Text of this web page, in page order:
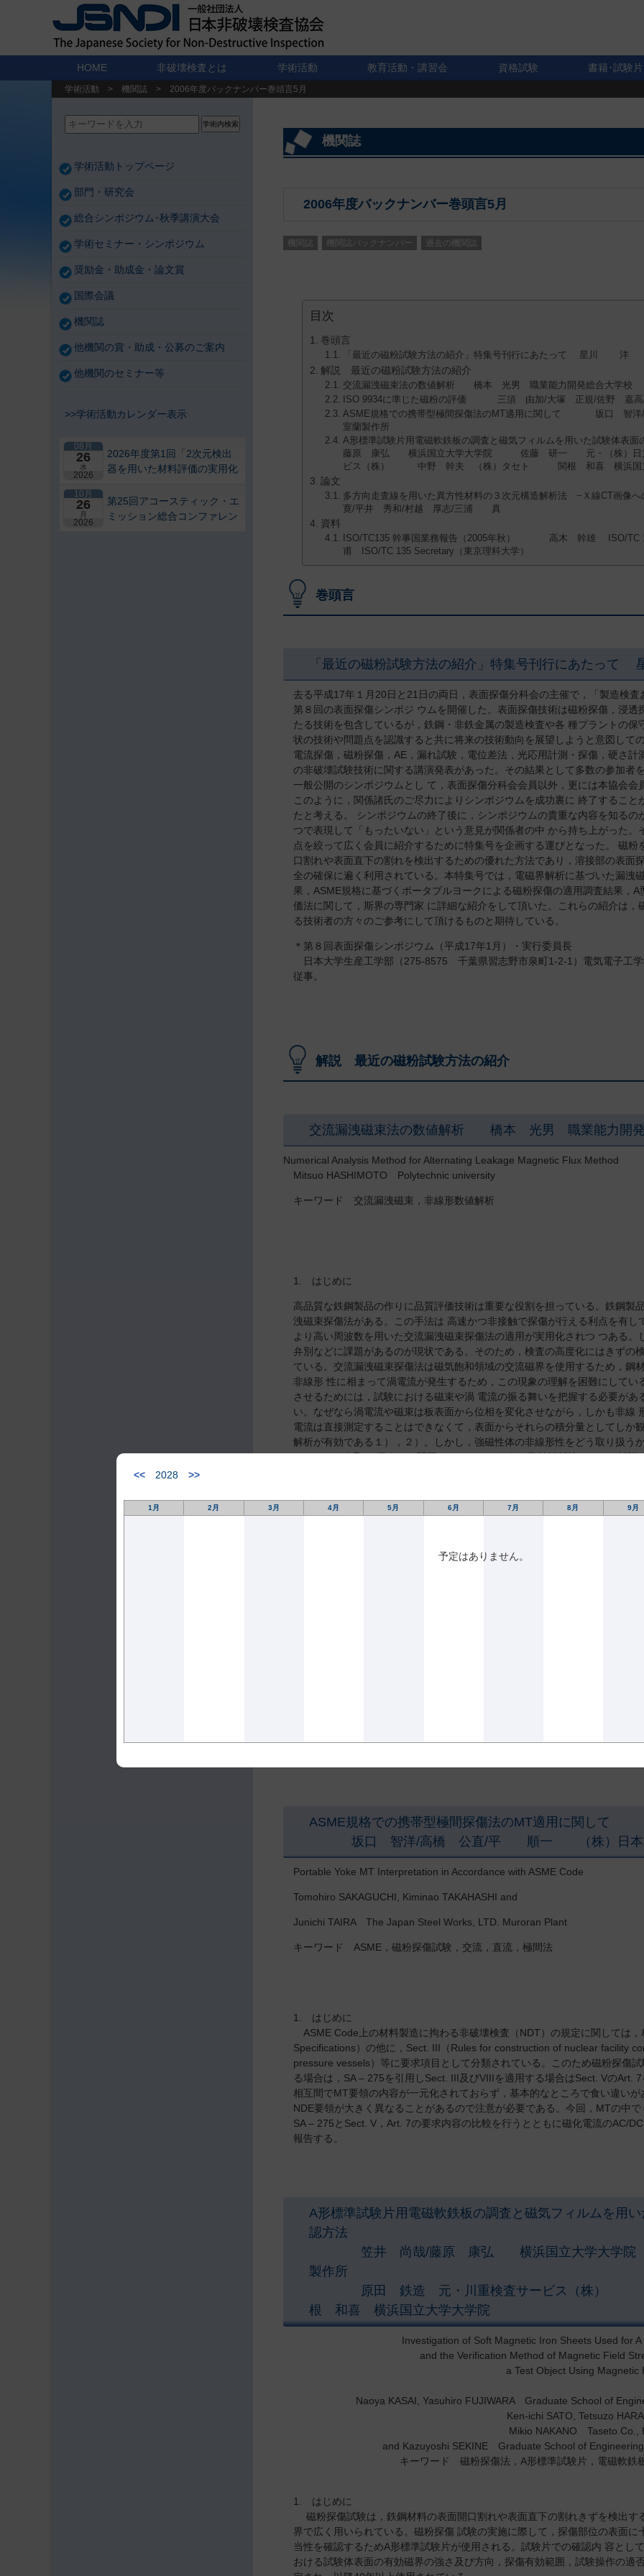
HOME 非破壊検査とは 学術活動 教育活動・講習会 資格試験 書籍･試験
学術活動 > 機関誌 > 2006年度バックナンバー巻頭言5月
<< 2028 >>
1月 2月 3月 4月 5月 6月 7月 8月 9月
予定はありません。
学術内検索
学術活動トップページ
部門・研究会
総合シンポジウム･秋季講演大会
学術セミナー・シンポジウム
奨励金・助成金・論文賞
国際会議
機関誌
他機関の賞・助成・公募のご案内
他機関のセミナー等
>>学術活動カレンダー表示
08月
26
水
2026
2026年度第1回「2次元検出
器を用いた材料評価の実用化
10月
26
月
2026
第25回アコースティック・エ
ミッション総合コンファレン
機関誌
2006年度バックナンバー巻頭言5月
機関誌 機関誌バックナンバー 過去の機関誌
目次
巻頭言
「最近の磁粉試験方法の紹介」特集号刊行にあたって 星川 洋
解説 最近の磁粉試験方法の紹介
交流漏洩磁束法の数値解析 橋本 光男 職業能力開発総合大学校
ISO 9934に準じた磁粉の評価 三須 由加/大塚 正規/佐野 嘉高/
ASME規格での携帯型極間探傷法のMT適用に関して 坂口
室蘭製作所
A形標準試験片用電磁軟鉄板の調査と磁気フィルムを用いた試験
藤原 康弘 横浜国立大学大学院 佐藤 研一 元・（株）
ビス（株） 中野 幹夫 （株）タセト 関根 和喜 横浜国立
論文
多方向走査線を用いた異方性材料の３次元構造解析法 −Ｘ線
寛/平井 秀和/村越 厚志/三浦 真
資料
ISO/TC135 幹事国業務報告（2005年秋） 高木 幹雄 ISO/
甫 ISO/TC 135 Secretary（東京理科大学）
巻頭言
「最近の磁粉試験方法の紹介」特集号刊行にあたっ
去る平成17年１月20日と21日の両日，表面探傷分科会の主催で，「製造検
第８回の表面探傷シンポジ ウムを開催した。表面探傷技術は磁粉探傷，浸
たる技術を包含しているが，鉄鋼・非鉄金属の製造検査や各 種プラントの
状の技術や問題点を認識すると共に将来の技術動向を展望しようと意図して
電流探傷，磁粉探傷，AE，漏れ試験，電位差法，光応用計測・探傷，硬さ
の非破壊試験技術に関する講演発表があった。その結果として多数の参加者
一般公開のシンポジウムとし て，表面探傷分科会会員以外，更には本協会会
このように，関係諸氏のご尽力によりシンポジウムを成功裏に 終了するこ
たと考える。 シンポジウムの終了後に，シンポジウムの貴重な内容を知る
つで表現して「もったいない」という意見が関係者の中 から持ち上がった
点を絞って広く会員に紹介するために特集号を企画する運びとなった。 磁
口割れや表面直下の割れを検出するための優れた方法であり，溶接部の表面
全の確保に遍く利用されている。本特集号では，電磁界解析に基づいた漏洩
果，ASME規格に基づくポータブルヨークによる磁粉探傷の適用調査結果，
価法に関して，斯界の専門家 に詳細な紹介をして頂いた。これらの紹介は
る技術者の方々のご参考にして頂けるものと期待している。
＊第８回表面探傷シンポジウム（平成17年1月）・実行委員長
日本大学生産工学部（275-8575 千葉県習志野市泉町1-2-1）電気電子工
従事。
解説 最近の磁粉試験方法の紹介
交流漏洩磁束法の数値解析 橋本 光男 職業能力開発
Numerical Analysis Method for Alternating Leakage Magnetic Flux Method
Mitsuo HASHIMOTO Polytechnic university
キーワード 交流漏洩磁束，非線形数値解析
1. はじめに
高品質な鉄鋼製品の作りに品質評価技術は重要な役割を担っている。鉄鋼製
洩磁束探傷法がある。この手法は 高速かつ非接触で探傷が行える利点を有し
より高い周波数を用いた交流漏洩磁束探傷法の適用が実用化されつ つある
弁別などに課題があるのが現状である。そのため，検査の高度化にはきずの
ている。交流漏洩磁束探傷法は磁気飽和領域の交流磁界を使用するため，鋼
非線形 性に相まって渦電流が発生するため，この現象の理解を困難にして
させるためには，試験における磁束や渦 電流の振る舞いを把握する必要が
い。なぜなら渦電流や磁束は板表面から位相を変化させながら，しかも非線
電流は直接測定することはできなくて，表面からそれらの積分量としてしか
解析が有効である１），２）。しかし，強磁性体の非線形性をどう取り扱う
モデルをどう取 り扱うかが問題になる。このような数値解析法について解説
ISO 9934に準じた磁粉の評価
現在施行されているJIS G 0565-1992 がISO 9934に準じて改定する準備が
ASME規格での携帯型極間探傷法のMT適用に関して
坂口 智洋/高橋 公直/平 順一 （株）日本製
Portable Yoke MT Interpretation in Accordance with ASME Code
Tomohiro SAKAGUCHI, Kiminao TAKAHASHI and
Junichi TAIRA The Japan Steel Works, LTD. Muroran Plant
キーワード ASME，磁粉探傷試験，交流，直流，極間法
1. はじめに
ASME Code上の材料製造に拘わる非破壊検査（NDT）の規定に関しては
Specifications）の他に，Sect. III（Rules for construction of nuclear facility
pressure vessels）等に要求項目として分類されている。このため磁粉探傷
る場合は，SA – 275を引用しSect. III及びVIIIを適用する場合はSect. VのArt.
相互間でMT要領の内容が一元化されておらず，基本的なところで食い違い
NDE要領が大きく異なることがあるので注意が必要である。今回，MTの中
SA – 275とSect. V，Art. 7の要求内容の比較を行うとともに磁化電流のAC/
報告する。
A形標準試験片用電磁軟鉄板の調査と磁気フィルムを用
認方法
笠井 尚哉/藤原 康弘 横浜国立大学大学
製作所
原田 鉄造 元・川重検査サービス（株）
根 和喜 横浜国立大学大学院
Investigation of Soft Magnetic Iron Sheets Used for
and the Verification Method of Magnetic Field
a Test Object Using Magnetic
Naoya KASAI, Yasuhiro FUJIWARA Graduate School of
Ken-ichi SATO, Tetsuzo
Mikio NAKANO Taseto Co.,
and Kazuyoshi SEKINE Graduate School of
キーワード 磁粉探傷法，A形標準試験片，電磁軟鉄
1. はじめに
磁粉探傷試験は，鉄鋼材料の表面開口割れや表面直下の割れきずを検出す
界で広く用いられている。磁粉探傷 試験の実施に際して，探傷部位の表面
当性を確認するためA形標準試験片が使用される。試験片での確認内 容とし
おける試験体表面の有効磁界の強さ及び方向，探傷有効範囲，試験操作の適